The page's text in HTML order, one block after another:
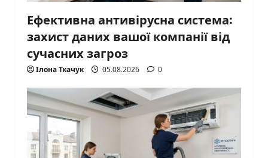
Ефективна антивірусна система:
захист даних вашої компанії від
сучасних загроз
Ілона Ткачук 05.08.2026 0